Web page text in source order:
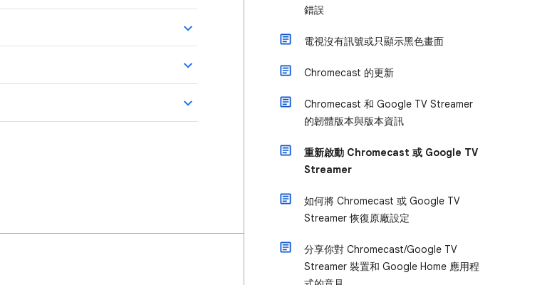
錯誤
電視沒有訊號或只顯示黑色畫面
Chromecast 的更新
Chromecast 和 Google TV Streamer
的韌體版本與版本資訊
重新啟動 Chromecast 或 Google TV
Streamer
如何將 Chromecast 或 Google TV
Streamer 恢復原廠設定
分享你對 Chromecast/Google TV
Streamer 裝置和 Google Home 應用程